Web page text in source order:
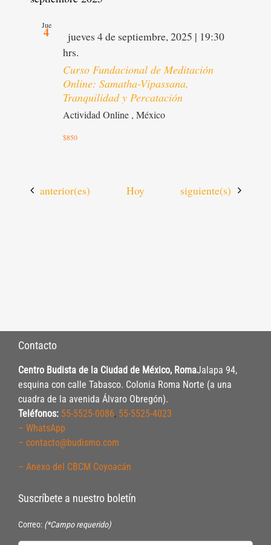
Jue
4 Destacado
jueves 4 de septiembre, 2025 | 19:30
hrs.
Curso Fundacional de Meditación
Online: Samatha-Vipassana,
Tranquilidad y Percatación
Actividad Online , México
$850
Actividades
anterior(es) Hoy Actividades
siguiente(s)
Contacto
Centro Budista de la Ciudad de México, RomaJalapa 94,
esquina con calle Tabasco. Colonia Roma Norte (a una
cuadra de la avenida Álvaro Obregón).
Teléfonos: 55-5525-0086, 55-5525-4023
– WhatsApp
– contacto@budismo.com
– Anexo del CBCM Coyoacán
Suscríbete a nuestro boletín
Correo: (*Campo requerido)